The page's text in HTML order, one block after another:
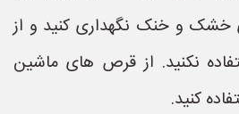
خشک و خنک نگهداری کنید و از
نکنید. از قرص های ماشین
کنید.